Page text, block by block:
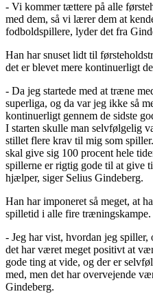
- Vi kommer tættere på alle
med dem, så vi lærer dem at
fodboldspillere, lyder det fra
Han har snuset lidt til
det er blevet mere kontinuerligt de
- Da jeg startede med at træne
superliga, og da var jeg ikke så
kontinuerligt gennem de sidste
I starten skulle man selvfølgelig
stillet flere krav til mig som
skal give sig 100 procent hele
spillerne er rigtig gode til at give
hjælper, siger Selius Gindeberg.
Han har imponeret så meget, at
spilletid i alle fire træningskampe.
- Jeg har vist, hvordan jeg
det har været meget positivt at
gode ting at vide, og der er
med, men det har overvejende
Gindeberg.